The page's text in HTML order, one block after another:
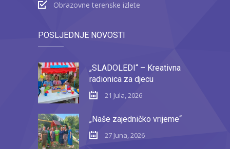
Obrazovne terenske izlete
POSLJEDNJE NOVOSTI
„SLADOLEDI“ – Kreativna
radionica za djecu
21 Jula, 2026
„Naše zajedničko vrijeme“
27 Juna, 2026